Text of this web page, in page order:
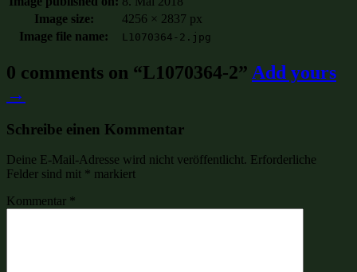
Image size:
4256 × 2837 px
Image file name:
L1070364-2.jpg
0 comments on “L1070364-2” Add yours
→
Schreibe einen Kommentar
Deine E-Mail-Adresse wird nicht veröffentlicht. Erforderliche
Felder sind mit * markiert
Kommentar *